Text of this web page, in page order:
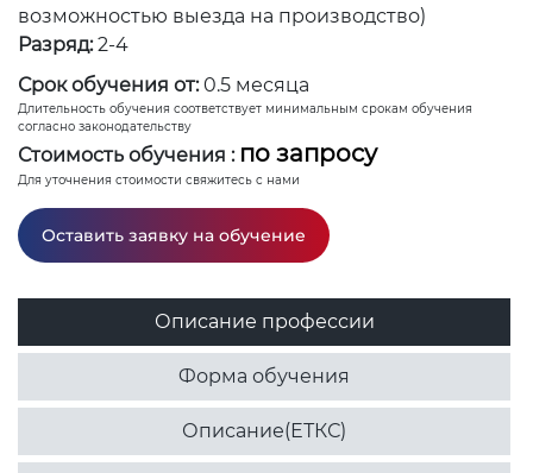
возможностью выезда на производство)
Разряд: 2-4
Срок обучения от: 0.5 месяца
Длительность обучения соответствует минимальным срокам обучения
согласно законодательству
Стоимость обучения : по запросу
Для уточнения стоимости свяжитесь с нами
Оставить заявку на обучение
Описание профессии
Форма обучения
Описание(ЕТКС)